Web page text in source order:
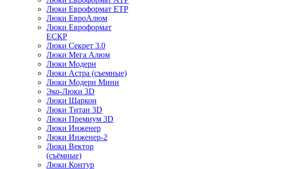
Люки Евроформат ЕТР
Люки ЕвроАлюм
Люки Евроформат
ЕСКР
Люки Секрет 3.0
Люки Мега Алюм
Люки Модерн
Люки Астра (съемные)
Люки Модерн Мини
Эко-Люки 3D
Люки Шаркон
Люки Титан 3D
Люки Премиум 3D
Люки Инженер
Люки Инженер-2
Люки Вектор
(съёмные)
Люки Контур